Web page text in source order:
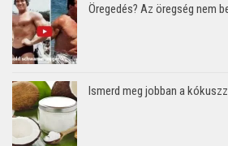
Öregedés? Az öregség nem
Ismerd meg jobban a